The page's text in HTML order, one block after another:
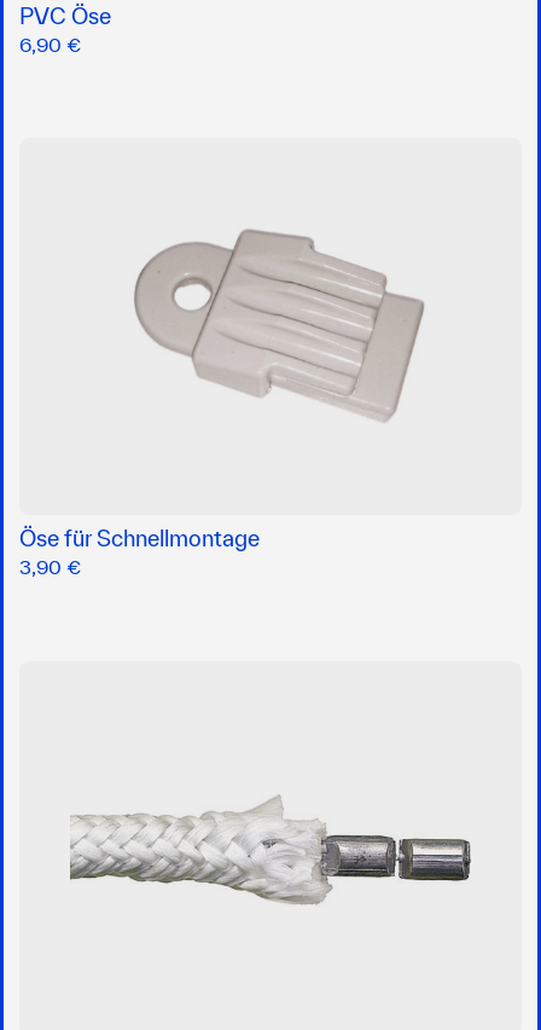
PVC Öse
6,90 €
Öse für Schnellmontage
3,90 €